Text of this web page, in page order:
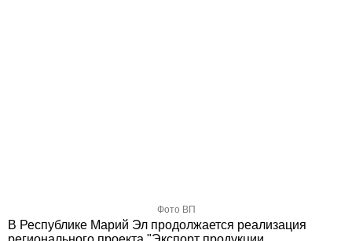
Фото ВП
В Республике Марий Эл продолжается реализация